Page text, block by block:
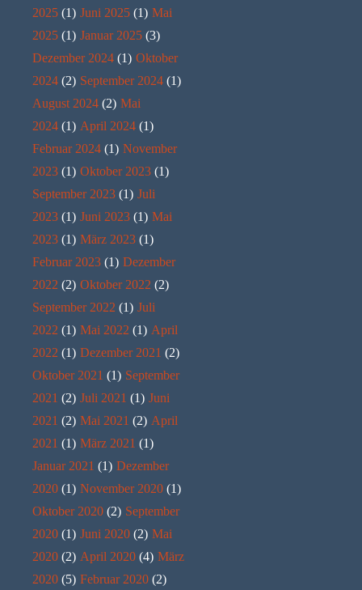
2025 (1) Juni 2025 (1) Mai
2025 (1) Januar 2025 (3)
Dezember 2024 (1) Oktober
2024 (2) September 2024 (1)
August 2024 (2) Mai
2024 (1) April 2024 (1)
Februar 2024 (1) November
2023 (1) Oktober 2023 (1)
September 2023 (1) Juli
2023 (1) Juni 2023 (1) Mai
2023 (1) März 2023 (1)
Februar 2023 (1) Dezember
2022 (2) Oktober 2022 (2)
September 2022 (1) Juli
2022 (1) Mai 2022 (1) April
2022 (1) Dezember 2021 (2)
Oktober 2021 (1) September
2021 (2) Juli 2021 (1) Juni
2021 (2) Mai 2021 (2) April
2021 (1) März 2021 (1)
Januar 2021 (1) Dezember
2020 (1) November 2020 (1)
Oktober 2020 (2) September
2020 (1) Juni 2020 (2) Mai
2020 (2) April 2020 (4) März
2020 (5) Februar 2020 (2)